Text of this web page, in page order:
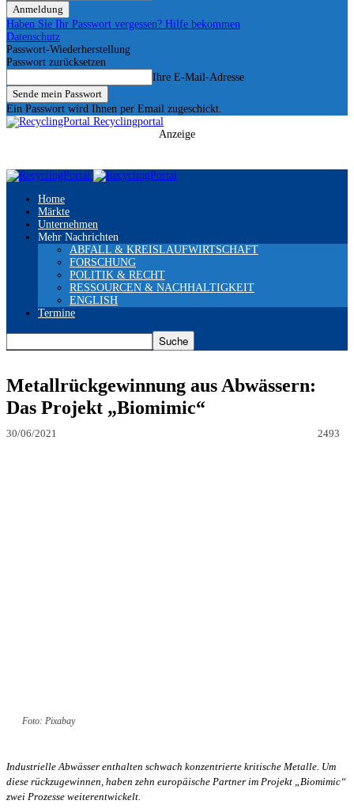
Haben Sie Ihr Passwort vergessen? Hilfe bekommen
Datenschutz
Passwort-Wiederherstellung
Passwort zurücksetzen
Ihre E-Mail-Adresse
Ein Passwort wird Ihnen per Email zugeschickt.
Recyclingportal
Anzeige
Home
Märkte
Unternehmen
Mehr Nachrichten
ABFALL & KREISLAUFWIRTSCHAFT
FORSCHUNG
POLITIK & RECHT
RESSOURCEN & NACHHALTIGKEIT
ENGLISH
Termine
Metallrückgewinnung aus Abwässern:
Das Projekt „Biomimic“
30/06/2021 2493
Foto: Pixabay
Industrielle Abwässer enthalten schwach konzentrierte kritische Metalle. Um
diese rückzugewinnen, haben zehn europäische Partner im Projekt „Biomimic“
zwei Prozesse weiterentwickelt.